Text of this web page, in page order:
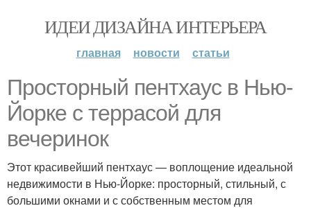
ИДЕИ ДИЗАЙНА ИНТЕРЬЕРА
главная новости статьи
Просторный пентхаус в Нью-
Йорке с террасой для
вечеринок
Этот красивейший пентхаус — воплощение идеальной
недвижимости в Нью-Йорке: просторный, стильный, с
большими окнами и с собственным местом для